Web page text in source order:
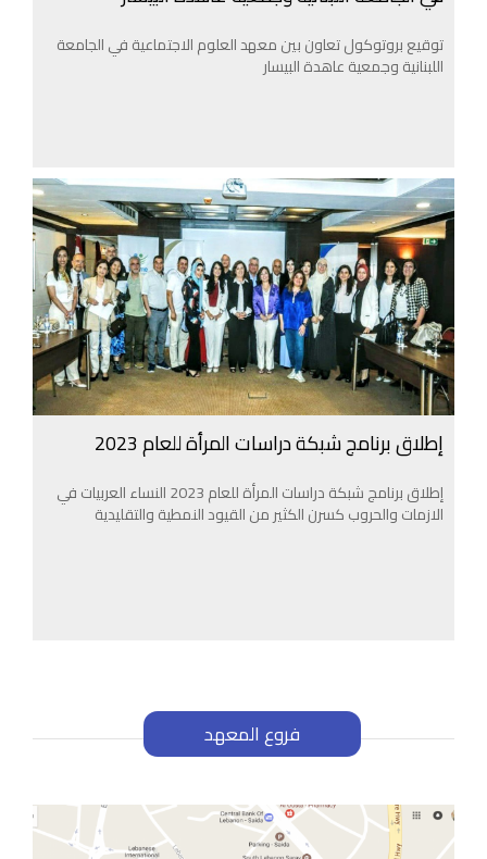
توقيع بروتوكول تعاون بين معهد العلوم الاجتماعية في الجامعة
اللبنانية وجمعية عاهدة البيسار
إطلاق برنامج شبكة دراسات المرأة للعام 2023
إطلاق برنامج شبكة دراسات المرأة للعام 2023 النساء العربيات في
الازمات والحروب كسرن الكثير من القيود النمطية والتقليدية
فروع المعهد